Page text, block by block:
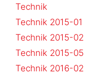
Technik
Technik 2015-01
Technik 2015-02
Technik 2015-05
Technik 2016-02